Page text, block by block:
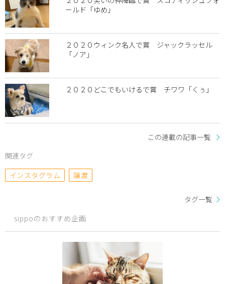
ールド「ゆめ」
２０２０ウィンク名人で賞 ジャックラッセル
「ノア」
２０２０どこでもいけるで賞 チワワ「くぅ」
この連載の記事一覧
関連タグ
インスタグラム
譲渡
タグ一覧
sippoのおすすめ企画